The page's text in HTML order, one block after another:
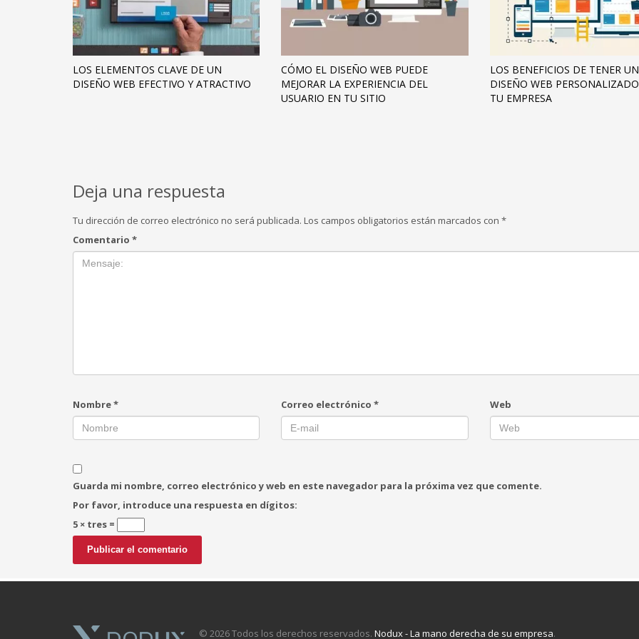
LOS ELEMENTOS CLAVE DE UN
DISEÑO WEB EFECTIVO Y ATRACTIVO
CÓMO EL DISEÑO WEB PUEDE
MEJORAR LA EXPERIENCIA DEL
USUARIO EN TU SITIO
LOS BENEFICIOS DE TENER UN
DISEÑO WEB
TU EMPRESA
Deja una respuesta
Tu dirección de correo electrónico no será publicada. Los campos obligatorios están marcados con *
Comentario *
Nombre* Correo electrónico* Web
Guarda mi nombre, correo electrónico y web en este navegador para la próxima vez que comente.
Por favor, introduce una respuesta en dígitos:
5 × tres =
© 2026 Todos los derechos reservados. Nodux - La mano derecha de su empresa.